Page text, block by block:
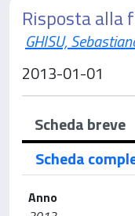
Risposta alla
GHISU,
2013-01-01
Scheda breve
Scheda
Anno